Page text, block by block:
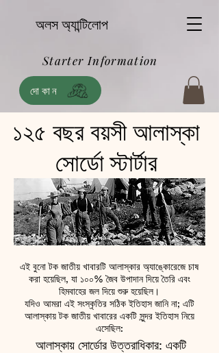
দোকান
অলস অ্যান্টিলোপ
Starter Information
১২৫ বছর বয়সী আলাস্কা
সোর্ডো স্টার্টার
এই বুনো টক জাতীয় খাবারটি আলাস্কার অ্যাঙ্কোরেজে চাষ
করা হয়েছিল, যা ১০০% জৈব উপাদান দিয়ে তৈরি এবং
হিমবাহের জল দিয়ে শুরু হয়েছিল।
যদিও আমরা এই সংস্কৃতির সঠিক ইতিহাস জানি না; এটি
আলাস্কায় টক জাতীয় খাবারের একটি সুন্দর ইতিহাস নিয়ে
এসেছিল:
আলাস্কায় সোর্ডোর উত্তরাধিকার: একটি